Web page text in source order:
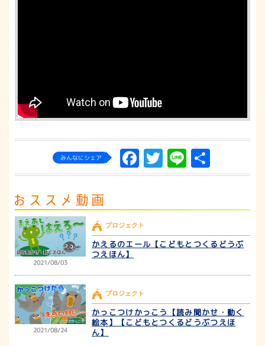
みんなにシェア Facebook
Twitter
Line
有
2021/08/03
プロジェクト
かえるのエール【こどもとつくるどうぶ
つえほん】
2021/08/24
プロジェクト
かっこつけかっこう【読み聞かせ・動く
絵本】【こどもとつくるどうぶつえほ
ん】